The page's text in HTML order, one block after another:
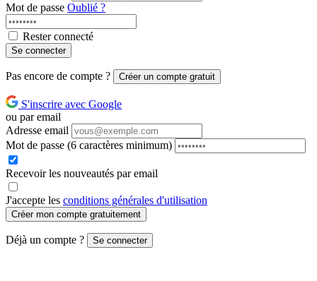
Mot de passe Oublié ?
Rester connecté
Se connecter
Pas encore de compte ? Créer un compte gratuit
S'inscrire avec Google
ou par email
Adresse email
Mot de passe (6 caractères minimum)
Recevoir les nouveautés par email
J'accepte les conditions générales d'utilisation
Créer mon compte gratuitement
Déjà un compte ? Se connecter